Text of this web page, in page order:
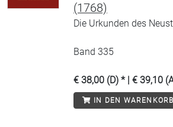
(1768)
Die Urkunden des
Band 335
€ 38,00 (D) * | € 39,10
IN DEN WARENKORB